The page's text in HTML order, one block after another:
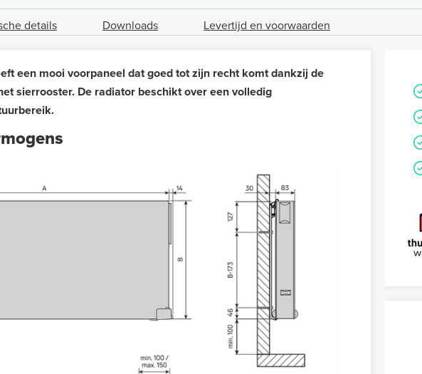
details Downloads Levertijd en voorwaarden
een mooi voorpaneel dat goed tot zijn recht komt dankzij de
sierrooster. De radiator beschikt over een volledig